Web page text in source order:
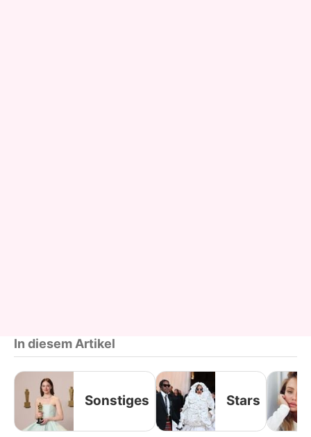
In diesem Artikel
Sonstiges Stars